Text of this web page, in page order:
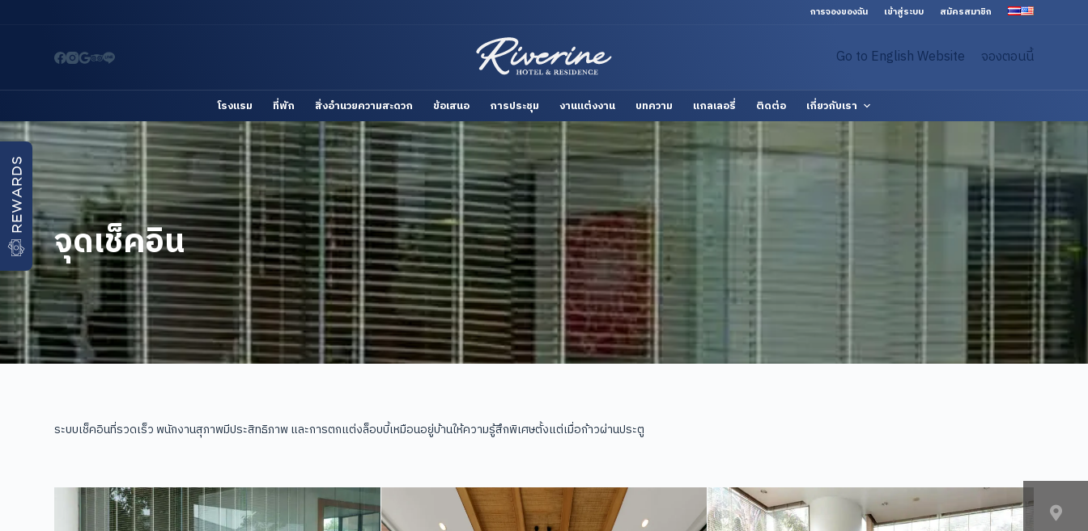
o
c
o
n
t
e
n
t
การจองของฉัน เข้าสู่ระบบ สมัครสมาชิก
Go to English Website จองตอนนี้
โรงแรม ที่พัก สิ่งอำนวยความสะดวก ข้อเสนอ การประชุม งานแต่งงาน บทความ แกลเลอรี่ ติดต่อ เกี่ยวกับเรา
จุดเช็คอิน
ระบบเช็คอินที่รวดเร็ว พนักงานสุภาพมีประสิทธิภาพ และการตกแต่งล็อบบี้เหมือนอยู่บ้านให้ความรู้สึกพิเศษตั้งแต่เมื่อก้าวผ่านประตู
REWARDS